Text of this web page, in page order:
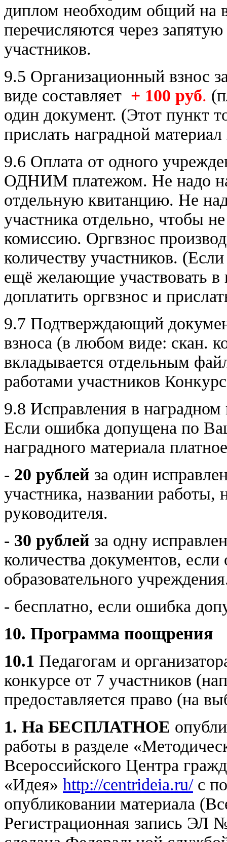
диплом необходим общий на
перечисляются через
участников.
9.5 Организационный взнос
виде составляет + 100 руб.
один документ. (Этот пункт
прислать наградной
9.6 Оплата от одного
ОДНИМ платежом. Не надо на
отдельную квитанцию. Не
участника отдельно, чтобы
комиссию. Оргвзнос
количеству участников.
ещё желающие участвовать в
доплатить оргвзнос и
9.7 Подтверждающий
взноса (в любом виде: скан.
вкладывается отдельным
работами участников
9.8 Исправления в
Если ошибка допущена по
наградного материала
- 20 рублей за один
участника, названии
руководителя.
- 30 рублей за одну
количества документов,
образовательного
- бесплатно, если ошибка
10. Программа поощрения
10.1 Педагогам и
конкурсе от 7 участников
предоставляется право (на
1. На БЕСПЛАТНОЕ
работы в разделе
Всероссийского Центра
«Идея» http://centrideia.ru/с
опубликовании материала
Регистрационная запись